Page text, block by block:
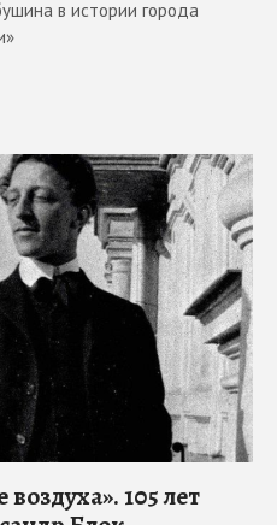
в истории города
воздуха». 105 лет